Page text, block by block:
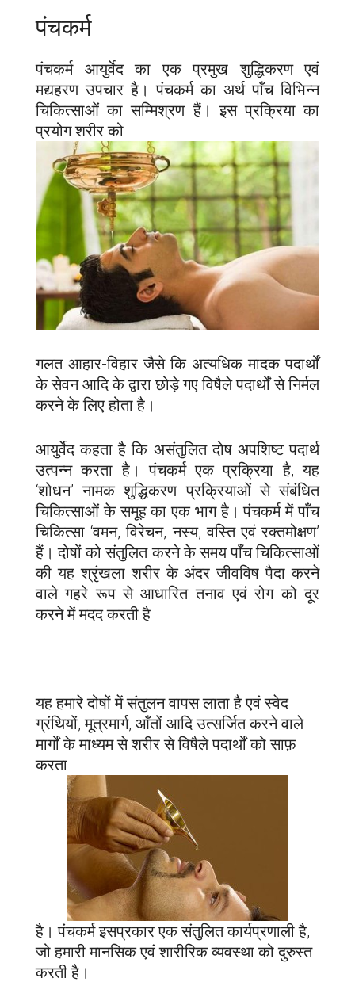
पंचकर्म
पंचकर्म आयुर्वेद का एक प्रमुख शुद्धिकरण एवं
मद्यहरण उपचार है। पंचकर्म का अर्थ पाँच विभिन्न
चिकित्साओं का सम्मिश्रण हैं। इस प्रक्रिया का
प्रयोग शरीर को
गलत आहार-विहार जैसे कि अत्यधिक मादक पदार्थों
के सेवन आदि के द्वारा छोड़े गए विषैले पदार्थों से निर्मल
करने के लिए होता है।
आयुर्वेद कहता है कि असंतुलित दोष अपशिष्ट पदार्थ
उत्पन्न करता है। पंचकर्म एक प्रक्रिया है, यह
‘शोधन’ नामक शुद्धिकरण प्रक्रियाओं से संबंधित
चिकित्साओं के समूह का एक भाग है। पंचकर्म में पाँच
चिकित्सा ‘वमन, विरेचन, नस्य, वस्ति एवं रक्तमोक्षण’
हैं। दोषों को संतुलित करने के समय पाँच चिकित्साओं
की यह श्रृंखला शरीर के अंदर जीवविष पैदा करने
वाले गहरे रूप से आधारित तनाव एवं रोग को दूर
करने में मदद करती है
यह हमारे दोषों में संतुलन वापस लाता है एवं स्वेद
ग्रंथियों, मूत्रमार्ग, आँतों आदि उत्सर्जित करने वाले
मार्गों के माध्यम से शरीर से विषैले पदार्थों को साफ़
करता
है। पंचकर्म इसप्रकार एक संतुलित कार्यप्रणाली है,
जो हमारी मानसिक एवं शारीरिक व्यवस्था को दुरुस्त
करती है।